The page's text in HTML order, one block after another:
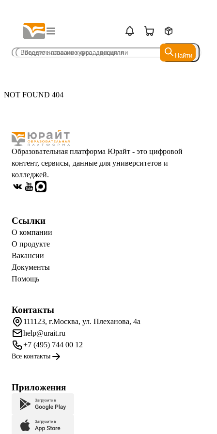
Найти
Найти
NOT FOUND 404
Образовательная платформа Юрайт - это цифровой
контент, сервисы, данные для университетов и
колледжей.
Ссылки
О компании
О продукте
Вакансии
Документы
Помощь
Контакты
111123, г.Москва, ул. Плеханова, 4а
help@urait.ru
+7 (495) 744 00 12
Все контакты
Приложения